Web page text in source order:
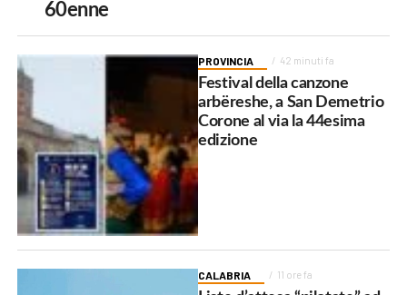
60enne
PROVINCIA 42 minuti fa
Festival della canzone
arbëreshe, a San Demetrio
Corone al via la 44esima
edizione
CALABRIA 11 ore fa